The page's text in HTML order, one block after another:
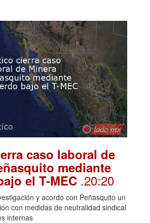
caso laboral de
mediante
el T-MEC .20:20
y acordó con Peñasquito un
con medidas de neutralidad sindical
internas